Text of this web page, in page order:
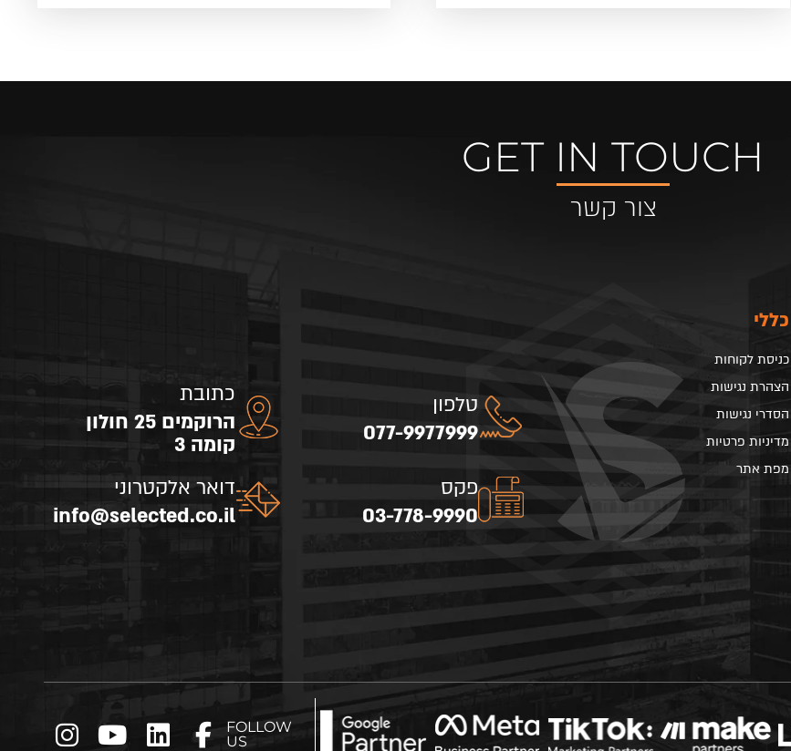
GET IN TOUCH
צור קשר
כללי
כניסת לקוחות
הצהרת נגישות
הסדרי נגישות
מדיניות פרטיות
מפת אתר
טלפון
077-9977999
כתובת
הרוקמים 25 חולון
קומה 3
פקס
03-778-9990
דואר אלקטרוני
info@selected.co.il
FOLLOW
US